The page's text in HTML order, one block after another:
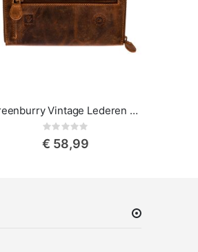
Greenburry Vintage Lederen Dames Portemonnee met Rits
Rating:
€ 58,99